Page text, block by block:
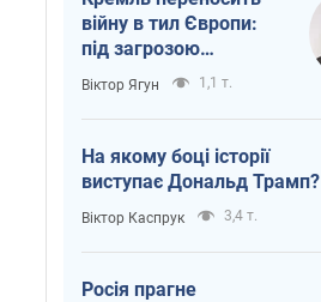
війну в тил Європи:
під загрозою
критична логістика
Віктор Ягун 1,1 т.
На якому боці історії
виступає Дональд Трамп?
Віктор Каспрук 3,4 т.
Росія прагне